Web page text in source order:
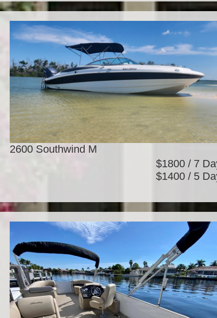
2600 Southwind M
$1800 / 7
$1400 / 5